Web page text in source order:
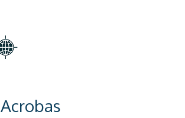
Acrobas